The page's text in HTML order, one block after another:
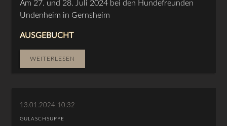
Am 27. und 28. Juli 2024 bei den Hundefreunden
Undenheim in Gernsheim
AUSGEBUCHT
WEITERLESEN
13.01.2024 10:32
GULASCHSUPPE